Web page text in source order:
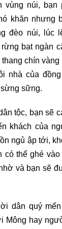
vùng núi, bạn
khăn nhưng
đèo núi, lúc
bạt ngàn
chín vàng
nhà của
sững.
tộc, bạn sẽ
khách của
ngủ ập tới,
có thể ghé
và bạn sẽ
dân quý
Mông hay